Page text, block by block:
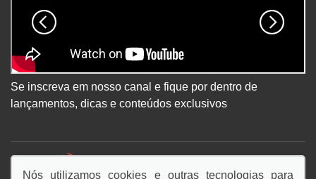
Se inscreva em nosso canal e fique por dentro de
lançamentos, dicas e conteúdos exclusivos
DESACELERE. SEU BEM MAIOR É A VIDA.
Nós utilizamos cookies e outras tecnologias para